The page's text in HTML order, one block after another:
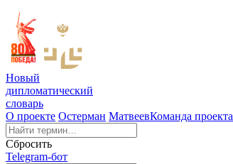
Новый
дипломатический
словарь
О проекте Остерман МатвеевКоманда проекта
Сбросить
Telegram-бот